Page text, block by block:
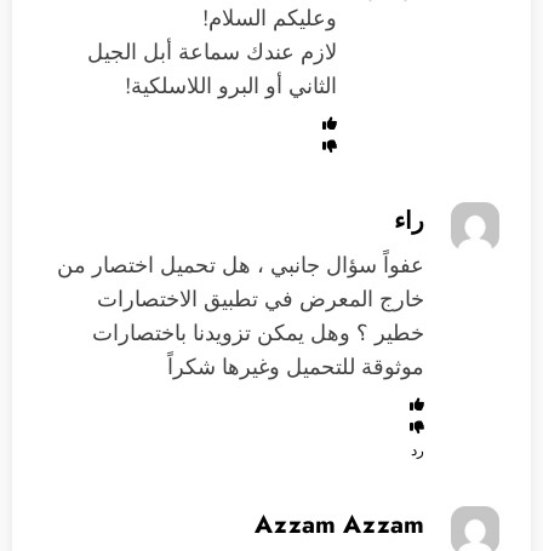
وعليكم السلام!
لازم عندك سماعة أبل الجيل
الثاني أو البرو اللاسلكية!
راء
عفواً سؤال جانبي ، هل تحميل اختصار من
خارج المعرض في تطبيق الاختصارات
خطير ؟ وهل يمكن تزويدنا باختصارات
موثوقة للتحميل وغيرها شكراً
رد
Azzam Azzam